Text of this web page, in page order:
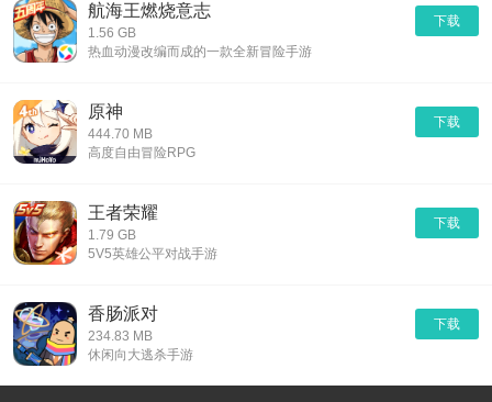
航海王燃烧意志
1.56 GB
下载
热血动漫改编而成的一款全新冒险手游
原神
444.70 MB
下载
高度自由冒险RPG
王者荣耀
1.79 GB
下载
5V5英雄公平对战手游
香肠派对
234.83 MB
下载
休闲向大逃杀手游